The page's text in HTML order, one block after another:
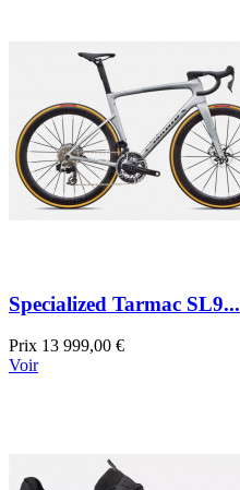
Specialized Tarmac SL9...
Prix 13 999,00 €
Voir